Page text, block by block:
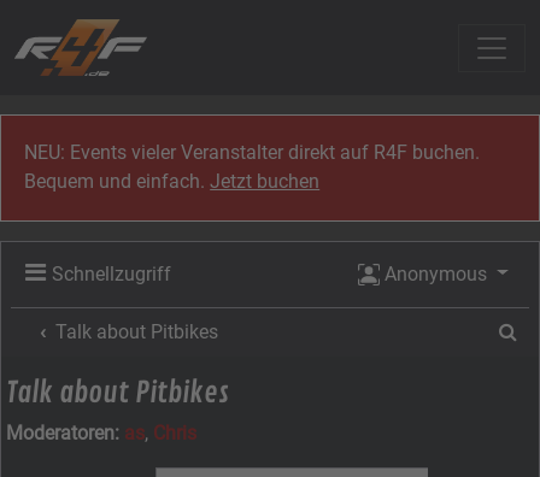
NEU: Events vieler Veranstalter direkt auf R4F buchen.
Bequem und einfach.Jetzt buchen
Schnellzugriff Anonymous
Talk about Pitbikes
Talk about Pitbikes
Moderatoren: as, Chris